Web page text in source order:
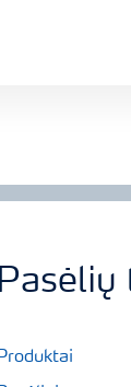
Pasėlių